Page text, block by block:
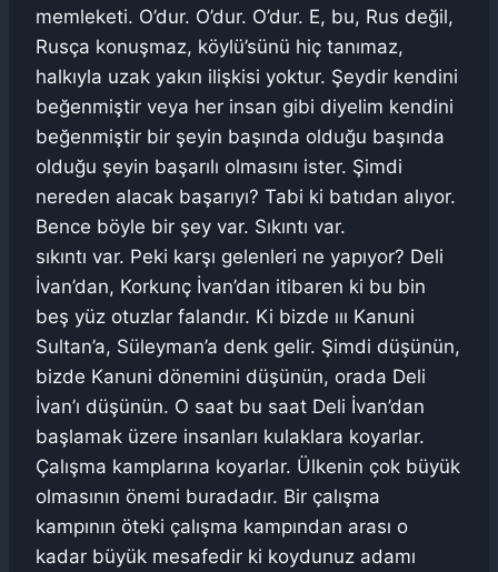
memleketi. O’dur. O’dur. O’dur. E, bu, Rus değil,
Rusça konuşmaz, köylü’sünü hiç tanımaz,
halkıyla uzak yakın ilişkisi yoktur. Şeydir kendini
beğenmiştir veya her insan gibi diyelim kendini
beğenmiştir bir şeyin başında olduğu başında
olduğu şeyin başarılı olmasını ister. Şimdi
nereden alacak başarıyı? Tabi ki batıdan alıyor.
Bence böyle bir şey var. Sıkıntı var.
sıkıntı var. Peki karşı gelenleri ne yapıyor? Deli
İvan’dan, Korkunç İvan’dan itibaren ki bu bin
beş yüz otuzlar falandır. Ki bizde ııı Kanuni
Sultan’a, Süleyman’a denk gelir. Şimdi düşünün,
bizde Kanuni dönemini düşünün, orada Deli
İvan’ı düşünün. O saat bu saat Deli İvan’dan
başlamak üzere insanları kulaklara koyarlar.
Çalışma kamplarına koyarlar. Ülkenin çok büyük
olmasının önemi buradadır. Bir çalışma
kampının öteki çalışma kampından arası o
kadar büyük mesafedir ki koydunuz adamı